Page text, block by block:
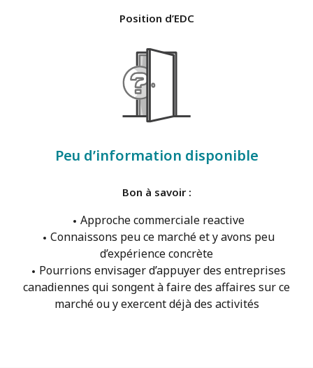
Position d’EDC
Peu d’information disponible
Bon à savoir :
Approche commerciale reactive
Connaissons peu ce marché et y avons peu
d’expérience concrète
Pourrions envisager d’appuyer des entreprises
canadiennes qui songent à faire des affaires sur ce
marché ou y exercent déjà des activités